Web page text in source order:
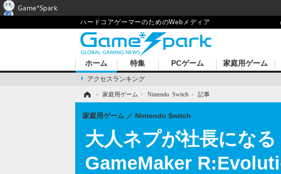
ハードコアゲーマーのためのWebメディア
ホーム
アクセスランキング
特集 PCゲーム 家庭用ゲーム
› 家庭用ゲーム › Nintendo Switch › 記事
大人ネプが社長にな
GameMaker
家庭用ゲーム Nintendo Switch
Game*Spark